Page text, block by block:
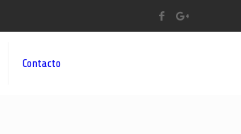
Contacto